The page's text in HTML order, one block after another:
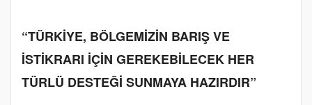
“TÜRKİYE, BÖLGEMİZİN BARIŞ VE
İSTİKRARI İÇİN GEREKEBİLECEK HER
TÜRLÜ DESTEĞİ SUNMAYA HAZIRDIR”